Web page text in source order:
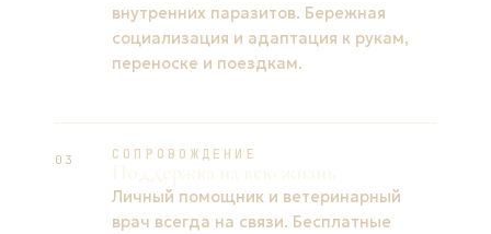
внутренних паразитов. Бережная
социализация и адаптация к рукам,
переноске и поездкам.
03 СОПРОВОЖДЕНИЕ
Личный помощник и ветеринарный
врач всегда на связи. Бесплатные